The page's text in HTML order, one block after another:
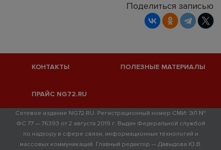
Поделиться записью
КОНТАКТЫ ПОЛЕЗНЫЕ МАТЕРИАЛЫ
ПРАЙС NG72.RU
Сетевое издание NG72.RU. Регистрационный номер СМИ: ЭЛ №
ФС 77 — 76393 от 2 августа 2019 г. Выдан Федеральной службой
по надзору в сфере связи, информационных технологий и
массовых коммуникаций. Главный редактор — Давыдова Ю.В.